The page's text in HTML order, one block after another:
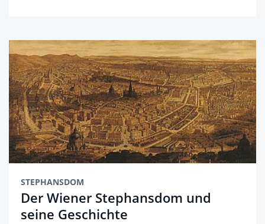
STEPHANSDOM
Der Wiener Stephansdom und
seine Geschichte